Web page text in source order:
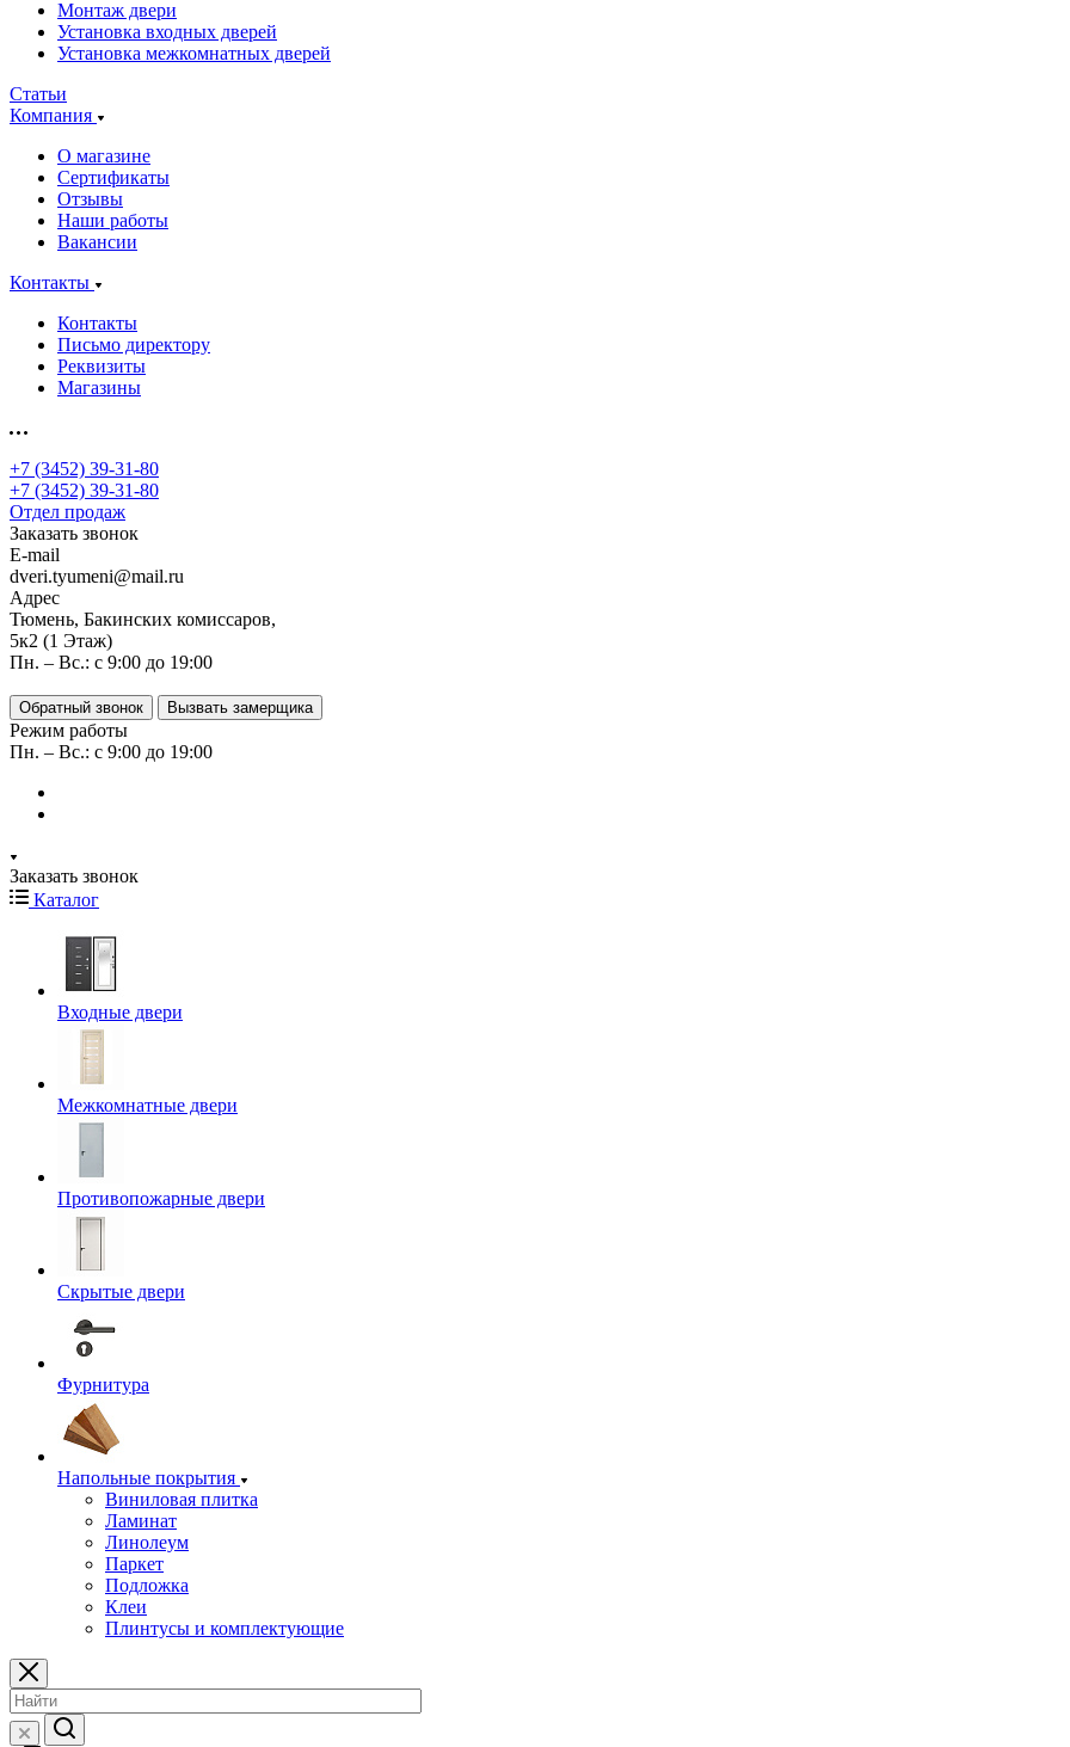
Монтаж двери
Установка входных дверей
Установка межкомнатных дверей
Статьи
Компания
О магазине
Сертификаты
Отзывы
Наши работы
Вакансии
Контакты
Контакты
Письмо директору
Реквизиты
Магазины
+7 (3452) 39-31-80
+7 (3452) 39-31-80
Отдел продаж
Заказать звонок
E-mail
dveri.tyumeni@mail.ru
Адрес
Тюмень, Бакинских комиссаров,
5к2 (1 Этаж)
Пн. – Вс.: с 9:00 до 19:00
Обратный звонок Вызвать замерщика
Режим работы
Пн. – Вс.: с 9:00 до 19:00
Заказать звонок
Каталог
Входные двери
Межкомнатные двери
Противопожарные двери
Скрытые двери
Фурнитура
Напольные покрытия
Виниловая плитка
Ламинат
Линолеум
Паркет
Подложка
Клеи
Плинтусы и комплектующие